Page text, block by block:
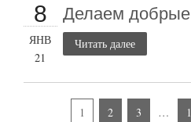
8
ЯНВ
21
Делаем
Читать далее
1 2 3 …